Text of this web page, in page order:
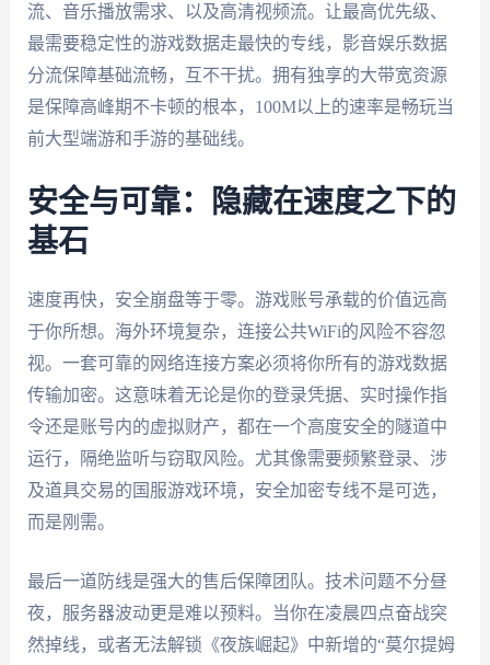
流、音乐播放需求、以及高清视频流。让最高优先级、
最需要稳定性的游戏数据走最快的专线，影音娱乐数据
分流保障基础流畅，互不干扰。拥有独享的大带宽资源
是保障高峰期不卡顿的根本，100M以上的速率是畅玩当
前大型端游和手游的基础线。
安全与可靠：隐藏在速度之下的
基石
速度再快，安全崩盘等于零。游戏账号承载的价值远高
于你所想。海外环境复杂，连接公共WiFi的风险不容忽
视。一套可靠的网络连接方案必须将你所有的游戏数据
传输加密。这意味着无论是你的登录凭据、实时操作指
令还是账号内的虚拟财产，都在一个高度安全的隧道中
运行，隔绝监听与窃取风险。尤其像需要频繁登录、涉
及道具交易的国服游戏环境，安全加密专线不是可选，
而是刚需。
最后一道防线是强大的售后保障团队。技术问题不分昼
夜，服务器波动更是难以预料。当你在凌晨四点奋战突
然掉线，或者无法解锁《夜族崛起》中新增的“莫尔提姆